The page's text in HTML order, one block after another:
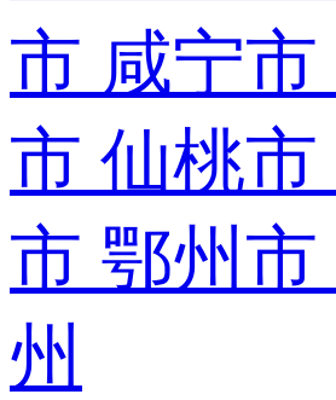
市 咸宁市
市 仙桃市
市 鄂州市
州